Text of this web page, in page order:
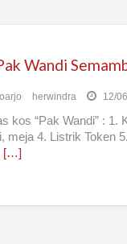
herwindra 12/
kos “Pak Wandi” : 1.
meja 4. Listrik Token
[…]